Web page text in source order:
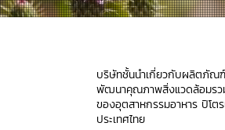
บริษัทชั้นนำเกี่ยวกับผลิตภัณ
พัฒนาคุณภาพสิ่งแวดล้อมรว
ของอุตสาหกรรมอาหาร ปิโต
ประเทศไทย